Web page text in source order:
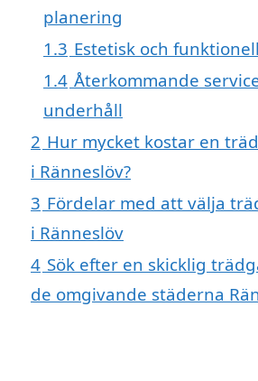
planering
1.3 Estetisk och
1.4 Återkommande
underhåll
2 Hur mycket kostar en
i Ränneslöv?
3 Fördelar med att välja
i Ränneslöv
4 Sök efter en skicklig
de omgivande städerna